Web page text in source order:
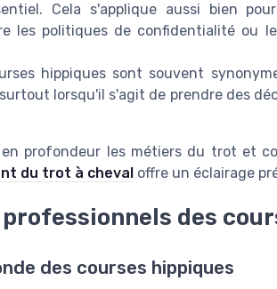
Cela s'applique aussi bien
les politiques de confidentialité ou
hippiques sont souvent
lorsqu'il s'agit de prendre des
profondeur les métiers du trot et
du trot à cheval offre un éclairage
des
des courses hippiques